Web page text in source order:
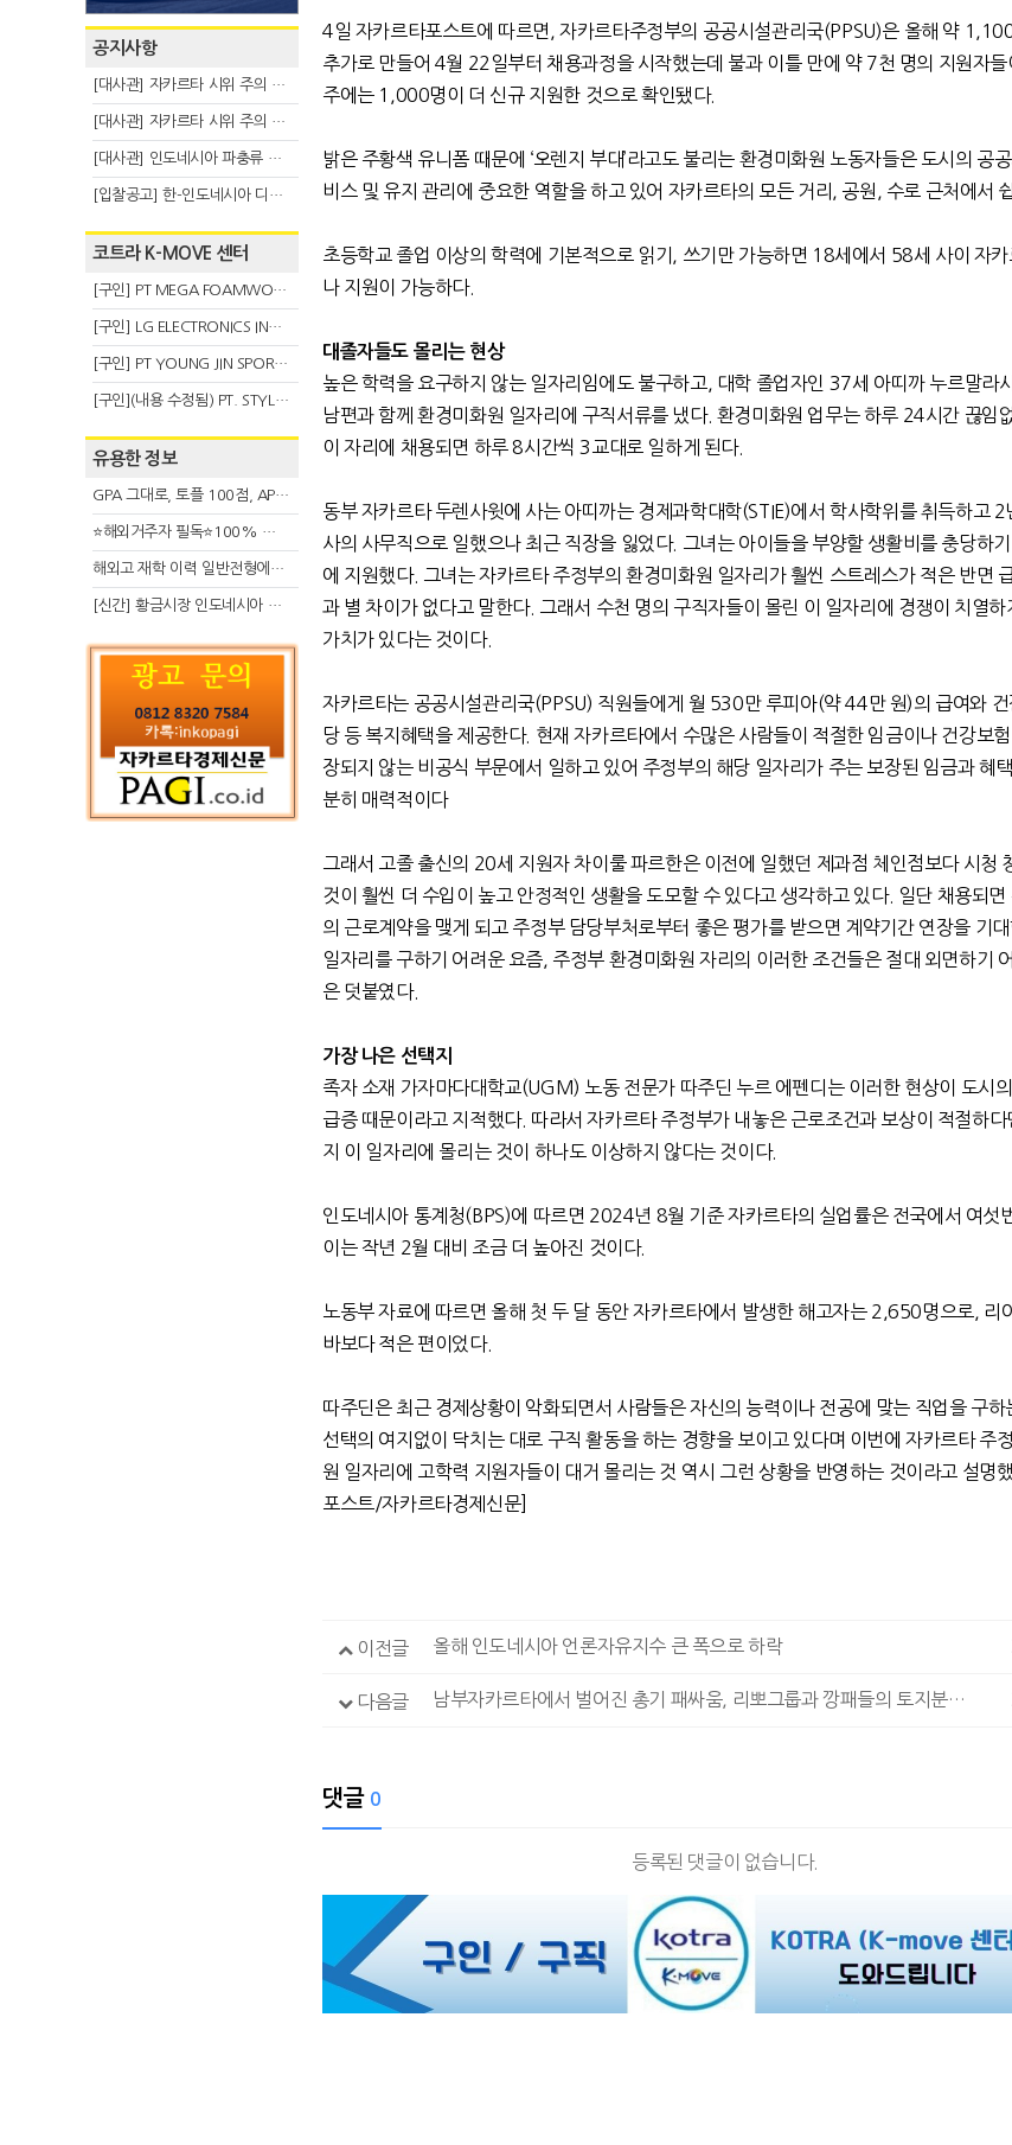
공지사항
[대사관] 자카르타 시위 주의 안내(8.6)
[대사관] 자카르타 시위 주의 안내(8.3)
[대사관] 인도네시아 파충류 불법 반출 주의 (7.29)
[입찰공고] 한-인도네시아 디지털융복합 탈 전시회
코트라 K-MOVE 센터
[구인] PT MEGA FOAMWORKS INDONESIA
[구인] LG ELECTRONICS INDONESIA
[구인] PT YOUNG JIN SPORT INDONESIA
[구인](내용 수정됨) PT. STYLE KOREAN INDONESIA (스타일 코리안 인도네시아)
유용한 정보
GPA 그대로, 토플 100점, AP 막막 — 원인은 하나입니다
⭐해외거주자 필독⭐100% 온라인 마지막 한국어교원 2급 추가모집 (~8/2)
해외고 재학 이력 일반전형에서 분명한 입시 강점 살리는 전략
[신간] 황금시장 인도네시아 슈퍼리치의 성공 수업
4일 자카르타포스트에 따르면 ,자카르타주정부의 공공시설관리국(PPSU)은 올해 약
추가로 만들어 4월 22일부터 채용과정을 시작했는데 불과 이틀 만에 약7천 명의 지원자
주에는 1,000명이 더 신규 지원한 것으로 확인됐다.
밝은 주황색 유니폼 때문에 ‘오렌지 부대’라고도 불리는 환경미화원 노동자들은 도시의 공
비스 및 유지 관리에 중요한 역할을 하고 있어 자카르타의 모든 거리
공원 수로 근처에서
초등학교 졸업 이상의 학력에 기본적으로 읽기 쓰기만 가능하면 18세에서 58세 사이 자
나 지원이 가능하다.
대졸자들도 몰리는 현상
높은 학력을 요구하지 않는 일자리임에도 불구하고 대학 졸업자인 37세 아띠까 누르말라
남편과 함께 환경미화원 일자리에 구직서류를 냈다. 환경미화원 업무는 하루 24시간 끊임
이 자리에 채용되면 하루8시간씩 3 교대로 일하게 된다.
동부 자카르타 두렌사윗에 사는 아띠까는 경제과학대학(STIE)에서 학사학위를 취득하고 2
사의 사무직으로 일했으나 최근 직장을 잃었다.
그녀는 아이들을 부양할 생활비를 충당하
에 지원했다.
그녀는 자카르타 주정부의 환경미화원 일자리가 훨씬 스트레스가 적은 반면
과 별 차이가 없다고 말한다.
그래서 수천 명의 구직자들이 몰린 이 일자리에 경쟁이 치열
가치가 있다는 것이다.
자카르타는 공공시설관리국(PPSU) 직원들에게 월 530만 루피아(약44만 원)의 급여와 건
당 등 복지혜택을 제공한다. 현재 자카르타에서 수많은 사람들이 적절한 임금이나 건강보
장되지 않는 비공식 부문에서 일하고 있어 주정부의 해당 일자리가 주는 보장된 임금과 혜
분히 매력적이다
그래서 고졸 출신의 20세 지원자 차이룰 파르한은 이전에 일했던 제과점 체인점보다 시청
것이 훨씬 더 수입이 높고 안정적인 생활을 도모할 수 있다고 생각하고 있다. 일단 채용되면
의 근로계약을 맺게 되고 주정부 담당부처로부터 좋은 평가를 받으면 계약기간 연장을 기
일자리를 구하기 어려운 요즘 주정부 환경미화원 자리의 이러한 조건들은 절대 외면하기
은 덧붙였다.
가장 나은 선택지
족자 소재 가자마다대학교(UGM) 노동 전문가 따주딘 누르 에펜디는 이러한 현상이 도시
급증 때문이라고 지적했다. 따라서 자카르타 주정부가 내놓은 근로조건과 보상이 적절하
지 이 일자리에 몰리는 것이 하나도 이상하지 않다는 것이다.
인도네시아 통계청(BPS)에 따르면 2024년 8월 기준 자카르타의 실업률은 전국에서 여섯
이는 작년 2월 대비 조금 더 높아진 것이다.
노동부 자료에 따르면 올해 첫 두 달 동안 자카르타에서 발생한 해고자는2,650명으로
리
바보다 적은 편이었다.
따주딘은 최근 경제상황이 악화되면서 사람들은 자신의 능력이나 전공에 맞는 직업을 구하
선택의 여지없이 닥치는 대로 구직 활동을 하는 경향을 보이고 있다며 이번에 자카르타 주
원 일자리에 고학력 지원자들이 대거 몰리는 것 역시 그런 상황을 반영하는 것이라고 설명
포스트 /자카르타경제신문]
이전글 올해 인도네시아 언론자유지수 큰 폭으로 하락
다음글 남부자카르타에서 벌어진 총기 패싸움, 리뽀그룹과 깡패들의 토지분쟁 때문
댓글 0
등록된 댓글이 없습니다.